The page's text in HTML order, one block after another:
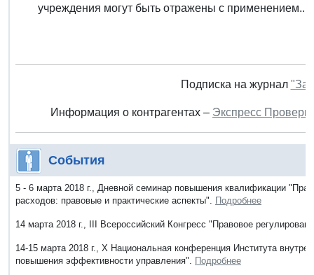
учреждения могут быть отражены с применением...
Подписка на журнал
Информация о контрагентах – Экспресс
События
5 - 6 марта 2018 г., Дневной семинар повышения квалификации
расходов: правовые и практические аспекты". Подробнее
14 марта 2018 г., III Всероссийский Конгресс "Правовое
14-15 марта 2018 г., Х Национальная конференция Института
повышения эффективности управления". Подробнее